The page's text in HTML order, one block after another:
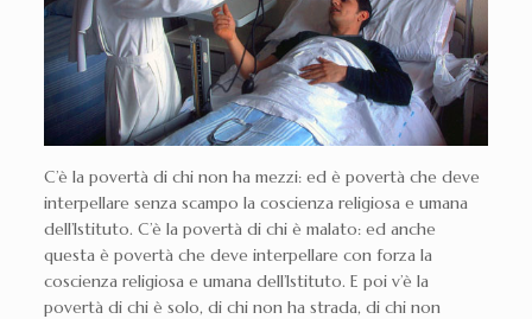
C’è la povertà di chi non ha mezzi: ed è povertà che deve
interpellare senza scampo la coscienza religiosa e umana
dell’Istituto. C’è la povertà di chi è malato: ed anche
questa è povertà che deve interpellare con forza la
coscienza religiosa e umana dell’Istituto. E poi v’è la
povertà di chi è solo, di chi non ha strada, di chi non